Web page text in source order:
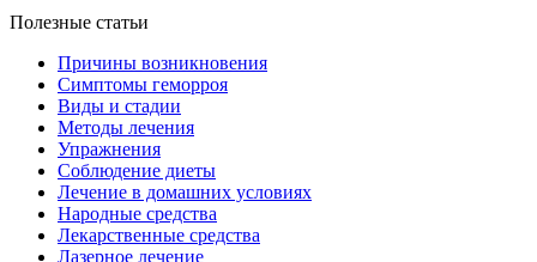
Полезные статьи
Причины возникновения
Симптомы геморроя
Виды и стадии
Методы лечения
Упражнения
Соблюдение диеты
Лечение в домашних условиях
Народные средства
Лекарственные средства
Лазерное лечение